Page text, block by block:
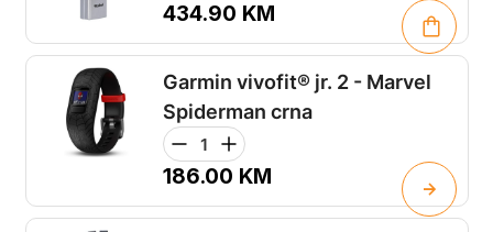
434.90 KM
Garmin vivofit® jr. 2 - Marvel
Spiderman crna
186.00 KM